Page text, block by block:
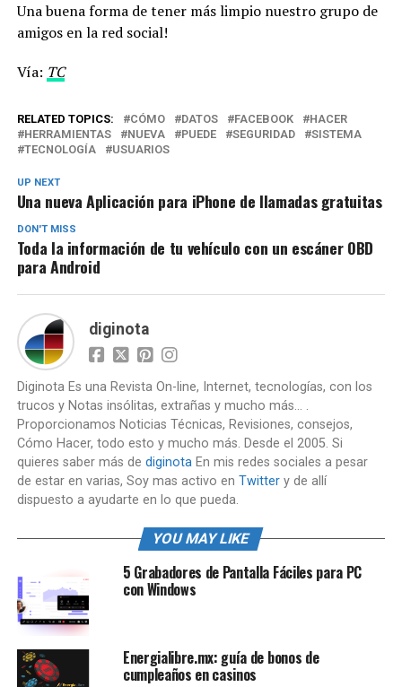
Una buena forma de tener más limpio nuestro grupo de
amigos en la red social!
Vía: TC
RELATED TOPICS: CÓMO DATOS FACEBOOK
HACER
HERRAMIENTAS
NUEVA PUEDE SEGURIDAD
SISTEMA
TECNOLOGÍA
USUARIOS
UP NEXT
Una nueva Aplicación para iPhone de llamadas gratuitas
DON'T MISS
Toda la información de tu vehículo con un escáner OBD
para Android
diginota
Diginota Es una Revista On-line, Internet, tecnologías, con los
trucos y Notas insólitas, extrañas y mucho más... .
Proporcionamos Noticias Técnicas, Revisiones, consejos,
Cómo Hacer, todo esto y mucho más. Desde el 2005. Si
quieres saber más de diginotaEn mis redes sociales a pesar
de estar en varias, Soy mas activo en Twittery de allí
dispuesto a ayudarte en lo que pueda.
YOU MAY LIKE
5 Grabadores de Pantalla Fáciles para PC
con Windows
Energialibre.mx: guía de bonos de
cumpleaños en casinos